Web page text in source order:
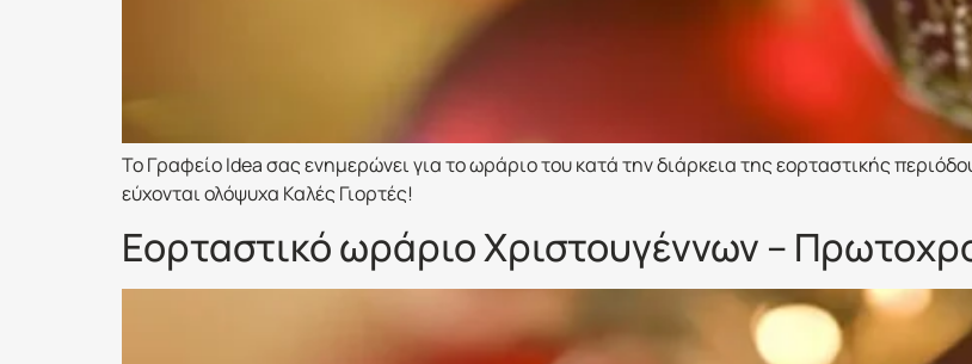
To Γραφείο Idea σας ενημερώνει για το ωράριο του κατά την διάρκεια της εορταστικής
εύχονται ολόψυχα Καλές Γιορτές!
Εορταστικό ωράριο Χριστουγέννων –